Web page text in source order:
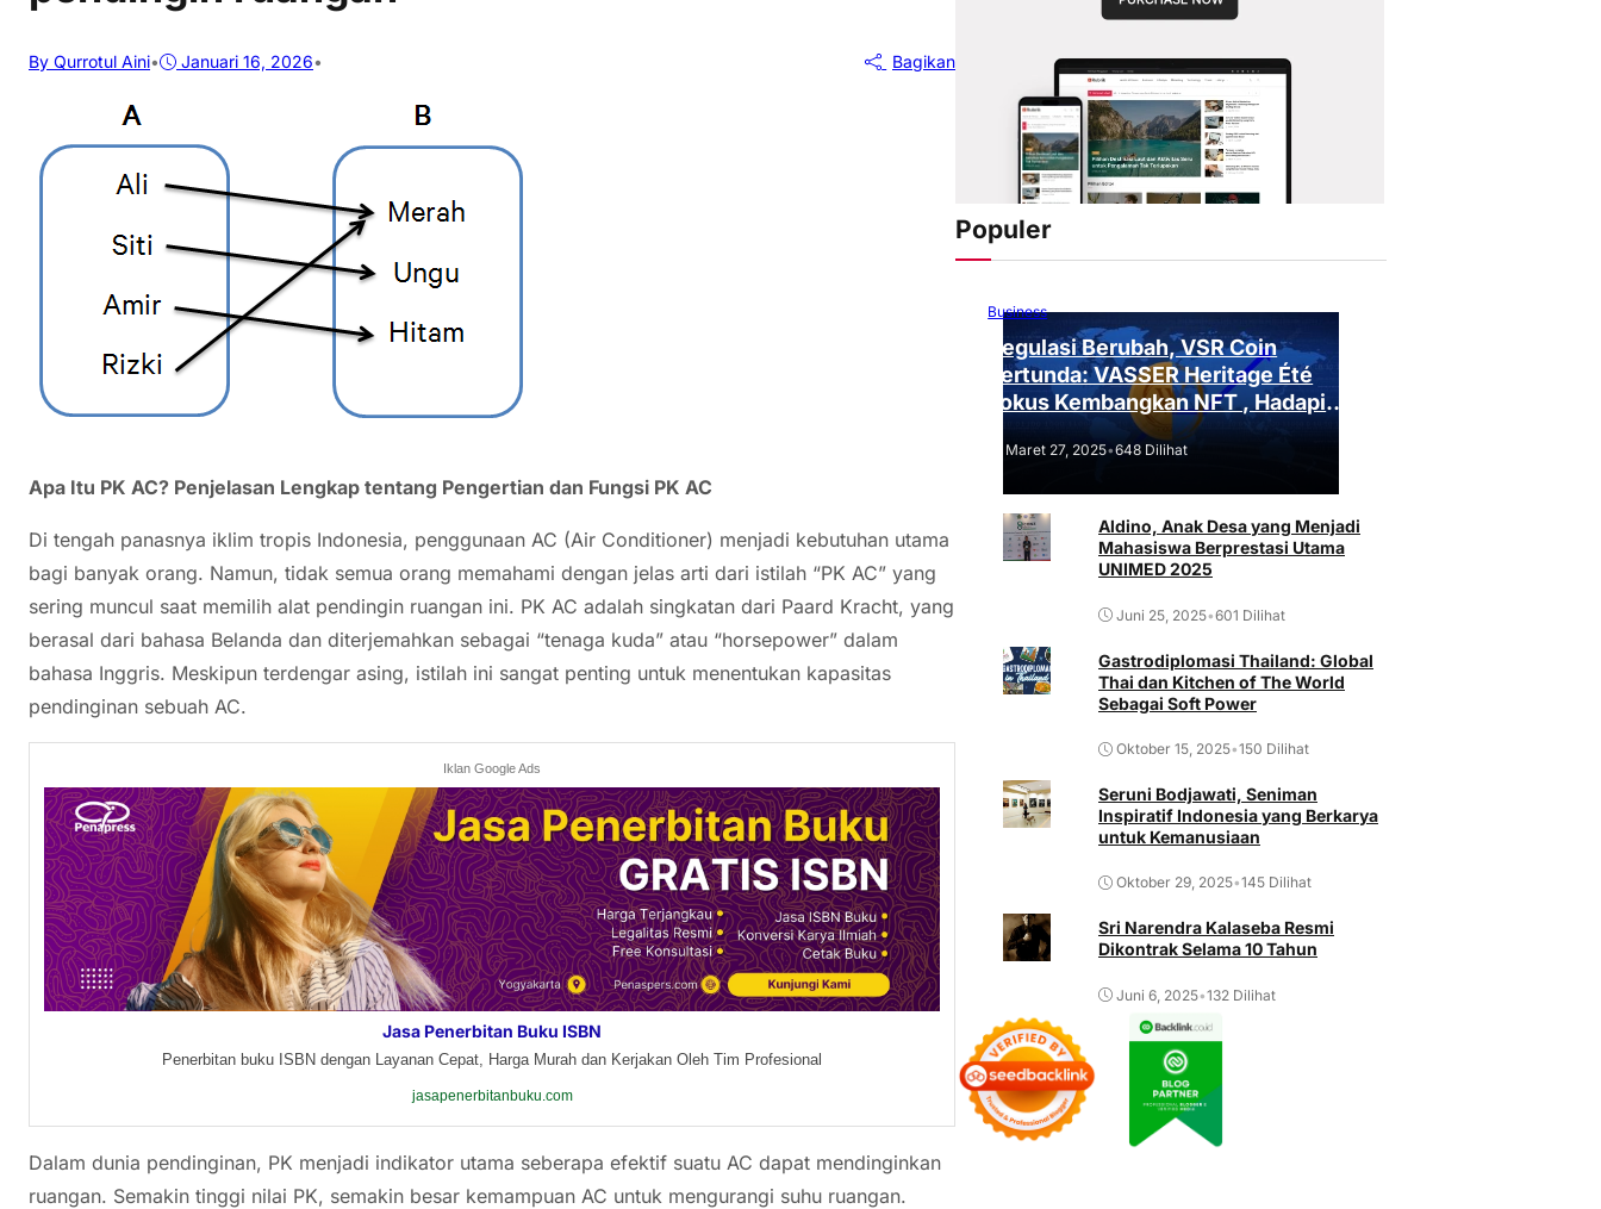
By Qurrotul Aini• Januari 16, 2026• Bagikan
Apa Itu PK AC? Penjelasan Lengkap tentang Pengertian dan Fungsi PK AC
Di tengah panasnya iklim tropis Indonesia, penggunaan AC (Air Conditioner) menjadi kebutuhan utama
bagi banyak orang. Namun, tidak semua orang memahami dengan jelas arti dari istilah “PK AC” yang
sering muncul saat memilih alat pendingin ruangan ini. PK AC adalah singkatan dari Paard Kracht, yang
berasal dari bahasa Belanda dan diterjemahkan sebagai “tenaga kuda” atau “horsepower” dalam
bahasa Inggris. Meskipun terdengar asing, istilah ini sangat penting untuk menentukan kapasitas
pendinginan sebuah AC.
Iklan Google Ads
Jasa Penerbitan Buku ISBN
Penerbitan buku ISBN dengan Layanan Cepat, Harga Murah dan Kerjakan Oleh Tim Profesional
jasapenerbitanbuku.com
Dalam dunia pendinginan, PK menjadi indikator utama seberapa efektif suatu AC dapat mendinginkan
ruangan. Semakin tinggi nilai PK, semakin besar kemampuan AC untuk mengurangi suhu ruangan.
Populer
Business
Regulasi Berubah, VSR Coin
Tertunda: VASSER Heritage Été
Fokus Kembangkan NFT , Hadapi
Tantangan Regulasi!
Maret 27, 2025•648 Dilihat
Aldino, Anak Desa yang Menjadi
Mahasiswa Berprestasi Utama
UNIMED 2025
Juni 25, 2025•601 Dilihat
Gastrodiplomasi Thailand: Global
Thai dan Kitchen of The World
Sebagai Soft Power
Oktober 15, 2025•150 Dilihat
Seruni Bodjawati, Seniman
Inspiratif Indonesia yang Berkarya
untuk Kemanusiaan
Oktober 29, 2025•145 Dilihat
Sri Narendra Kalaseba Resmi
Dikontrak Selama 10 Tahun
Juni 6, 2025•132 Dilihat